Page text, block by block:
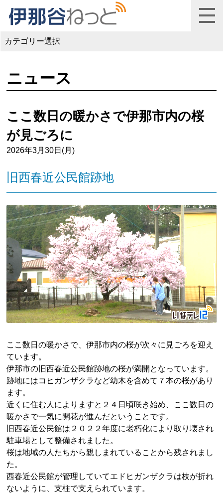
カテゴリー選択
ニュース
ここ数日の暖かさで伊那市内の桜
が見ごろに
2026年3月30日(月)
旧西春近公民館跡地
ここ数日の暖かさで、伊那市内の桜が次々に見ごろを迎え
ています。
伊那市の旧西春近公民館跡地の桜が満開となっています。
跡地にはコヒガンザクラなど幼木を含めて７本の桜があり
ます。
近くに住む人によりますと２４日頃咲き始め、ここ数日の
暖かさで一気に開花が進んだということです。
旧西春近公民館は２０２２年度に老朽化により取り壊され
駐車場として整備されました。
桜は地域の人たちから親しまれていることから残されまし
た。
西春近公民館が管理していてエドヒガンザクラは枝が折れ
ないように、支柱で支えられています。